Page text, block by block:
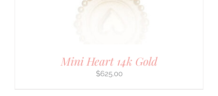
Mini Heart 14k Gold
$625.00